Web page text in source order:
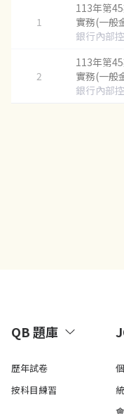
1
113年第
實務(一般
銀行內部
2
113年第
實務(一般
銀行內部
QB 題庫
歷年試卷
按科目練習